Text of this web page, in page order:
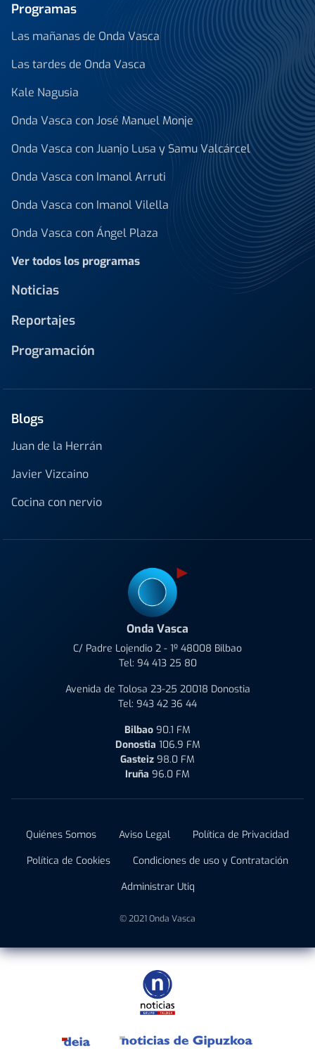
Programas
Las mañanas de Onda Vasca
Las tardes de Onda Vasca
Kale Nagusia
Onda Vasca con José Manuel Monje
Onda Vasca con Juanjo Lusa y Samu Valcárcel
Onda Vasca con Imanol Arruti
Onda Vasca con Imanol Vilella
Onda Vasca con Ángel Plaza
Ver todos los programas
Noticias
Reportajes
Programación
Blogs
Juan de la Herrán
Javier Vizcaino
Cocina con nervio
Onda Vasca
C/ Padre Lojendio 2 - 1º 48008 Bilbao
Tel: 94 413 25 80
Avenida de Tolosa 23-25 20018 Donostia
Tel: 943 42 36 44
Bilbao 90.1 FM
Donostia 106.9 FM
Gasteiz 98.0 FM
Iruña 96.0 FM
Quiénes Somos Aviso Legal
Política de Privacidad
Política de Cookies
Condiciones de uso y Contratación
Administrar Utiq
© 2021 Onda Vasca